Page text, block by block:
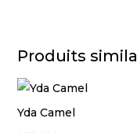
Produits
Yda Camel